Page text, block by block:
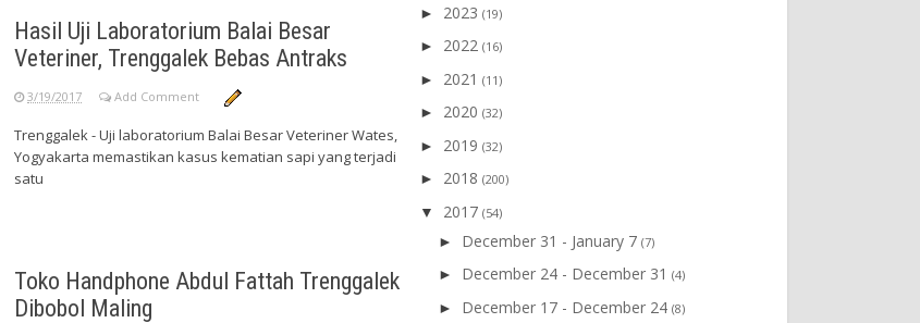
Hasil Uji Laboratorium Balai Besar
Veteriner, Trenggalek Bebas Antraks
3/19/2017 Add Comment
Trenggalek - Uji laboratorium Balai Besar Veteriner Wates,
Yogyakarta memastikan kasus kematian sapi yang terjadi
satu
Toko Handphone Abdul Fattah Trenggalek
Dibobol Maling
► 2023 (19)
► 2022 (16)
► 2021 (11)
► 2020 (32)
► 2019 (32)
► 2018 (200)
▼ 2017 (54)
► December 31 - January 7 (7)
► December 24 - December 31 (4)
► December 17 - December 24 (8)